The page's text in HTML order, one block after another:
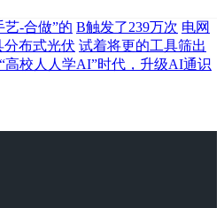
艺-合做”的 B触发了239万次 电网
分布式光伏 试着将更的工具筛出
“高校人人学AI”时代，升级AI通识